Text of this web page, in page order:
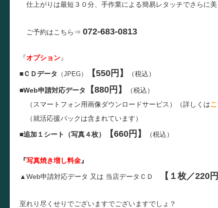
仕上がりは最短３０分、手作業による簡易レタッチでさらに
ご予約はこちら⇒ 072-683-0813
『オプション』
■ＣＤデータ （JPEG） 【550円】 （税込）
■Web申請対応データ 【880円】
（税込）
（スマートフォン用画像ダウンロードサービス）（詳しくは
（就活応援パックは含まれています）
■追加１シート（写真４枚） 【660円】 （税込）
『写真焼き増し料金』
▲Web申請対応データ 又は 当店データＣＤ 【１枚／220
至れり尽くせりでございますでございますでしょ？